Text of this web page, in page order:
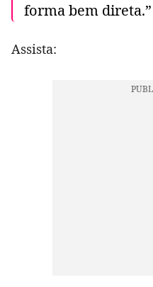
forma bem direta.”
Assista: